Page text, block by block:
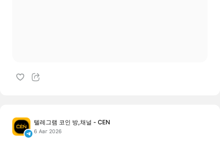
텔레그램 코인 방,채널 - CEN
6 Авг 2026